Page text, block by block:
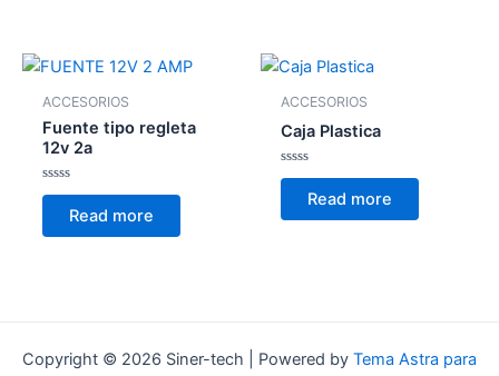
ACCESORIOS
Fuente tipo regleta
12v 2a
Rated
of
Read more
ACCESORIOS
Caja Plastica
Rated
of
Read more
Copyright © 2026 Siner-tech | Powered by Tema Astra para